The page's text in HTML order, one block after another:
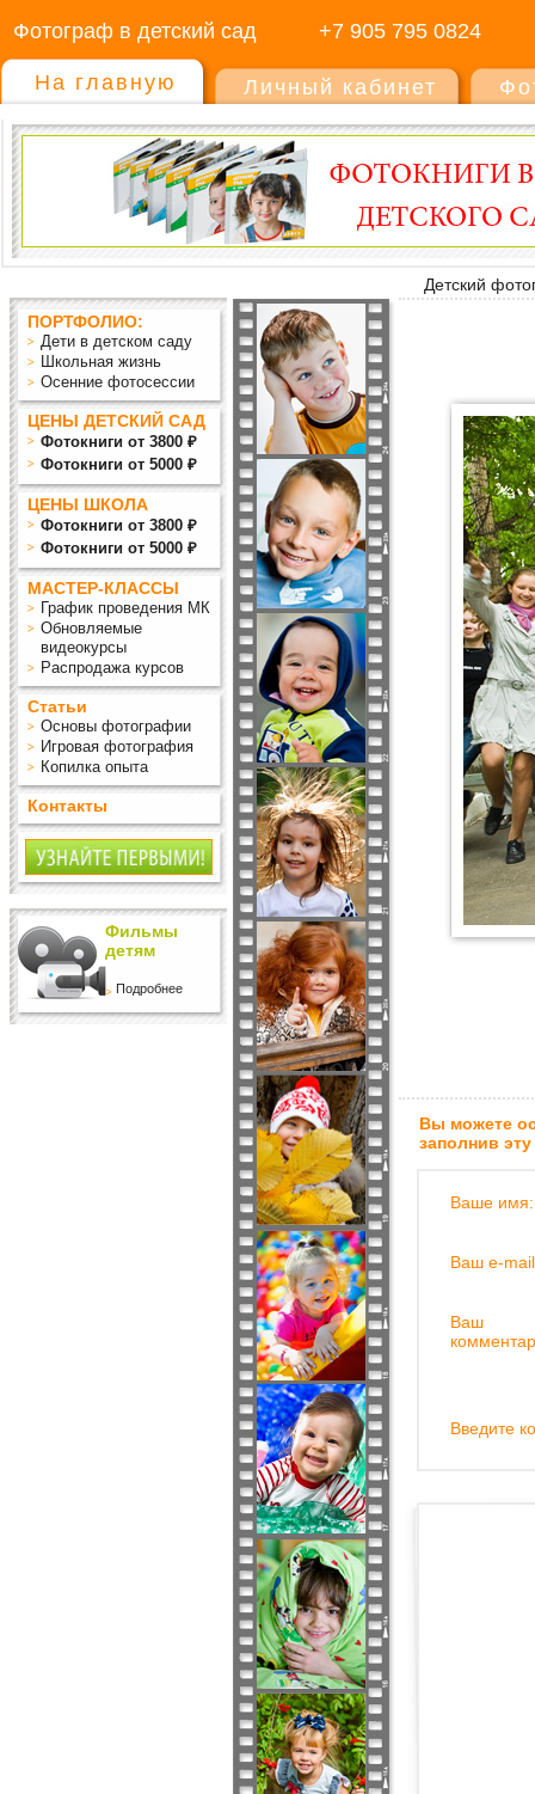
Фотограф в детский сад +7 905 795 0824
На главную Личный кабинет
Детский
ПОРТФОЛИО:
Дети в детском саду
Школьная жизнь
Осенние фотосессии
ЦЕНЫ ДЕТСКИЙ САД
Фотокниги от 3800 ₽
Фотокниги от 5000 ₽
ЦЕНЫ ШКОЛА
Фотокниги от 3800 ₽
Фотокниги от 5000 ₽
МАСТЕР-КЛАССЫ
График проведения МК
Обновляемые
видеокурсы
Распродажа курсов
Статьи
Основы фотографии
Игровая фотография
Копилка опыта
Контакты
Фильмы
детям
Подробнее
Вы можете
заполнив
Ваше имя:
Ваш e-
Ваш
Введите